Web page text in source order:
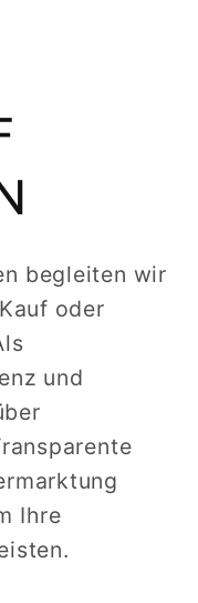
begleiten wir
oder
und
Ihre